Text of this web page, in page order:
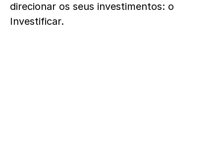
direcionar os seus investimentos: o
Investificar.